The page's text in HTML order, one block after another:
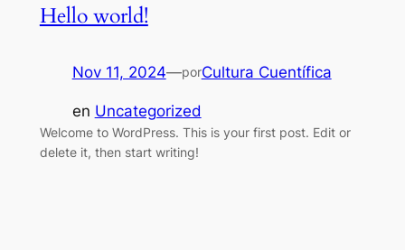
Hello world!
Nov 11, 2024—porCultura Cuentífica
en Uncategorized
Welcome to WordPress. This is your first post. Edit or
delete it, then start writing!